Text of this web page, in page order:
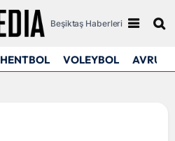
Beşiktaş Haberleri
HENTBOL VOLEYBOL